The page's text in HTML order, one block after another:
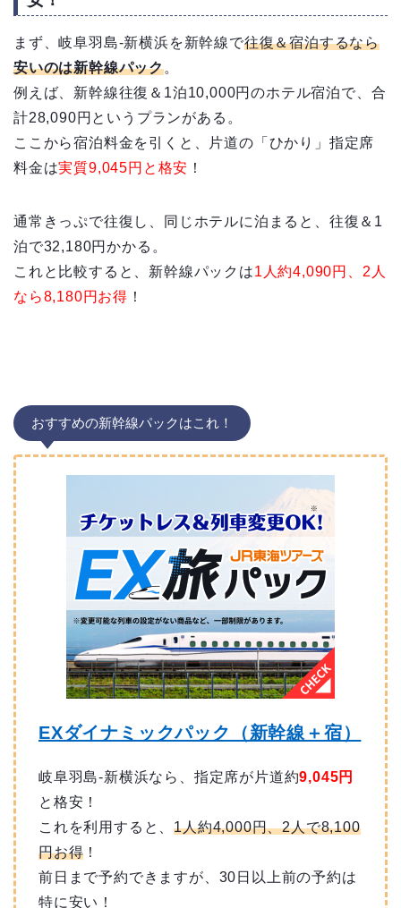
まず、岐阜羽島-新横浜を新幹線で往復＆宿泊するなら
安いのは新幹線パック。
例えば、新幹線往復＆1泊10,000円のホテル宿泊で、合
計28,090円というプランがある。
ここから宿泊料金を引くと、片道の「ひかり」指定席
料金は実質9,045円と格安 ！
通常きっぷで往復し、同じホテルに泊まると、往復＆1
泊で32,180円かかる。
これと比較すると、新幹線パックは1人約4,090円、2人
なら8,180円お得 ！
おすすめの新幹線パックはこれ！
EXダイナミックパック（新幹線＋宿）
岐阜羽島-新横浜なら、指定席が片道約9,045円
と格安！
これを利用すると、1人約4,000円、2人で8,100
円お得 ！
前日まで予約できますが、30日以上前の予約は
特に安い！